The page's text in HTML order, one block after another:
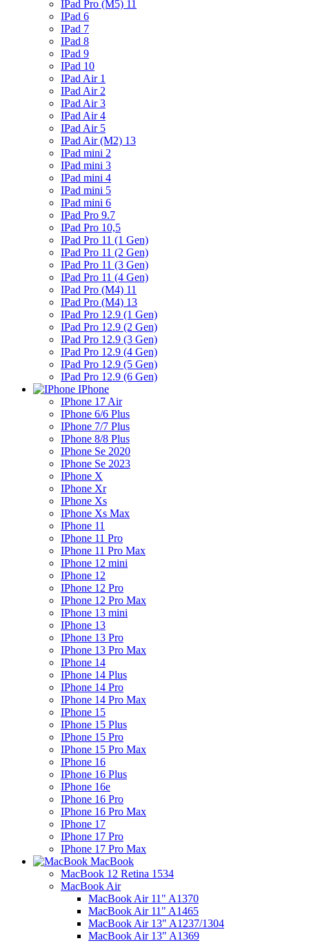
IPad Pro (M5) 11
IPad 6
IPad 7
IPad 8
IPad 9
IPad 10
IPad Air 1
IPad Air 2
IPad Air 3
IPad Air 4
IPad Air 5
IPad Air (M2) 13
IPad mini 2
IPad mini 3
IPad mini 4
IPad mini 5
IPad mini 6
IPad Pro 9.7
IPad Pro 10,5
IPad Pro 11 (1 Gen)
IPad Pro 11 (2 Gen)
IPad Pro 11 (3 Gen)
IPad Pro 11 (4 Gen)
IPad Pro (M4) 11
IPad Pro (M4) 13
IPad Pro 12.9 (1 Gen)
IPad Pro 12.9 (2 Gen)
IPad Pro 12.9 (3 Gen)
IPad Pro 12.9 (4 Gen)
IPad Pro 12.9 (5 Gen)
IPad Pro 12.9 (6 Gen)
IPhone
IPhone 17 Air
IPhone 6/6 Plus
IPhone 7/7 Plus
IPhone 8/8 Plus
IPhone Se 2020
IPhone Se 2023
IPhone X
IPhone Xr
IPhone Xs
IPhone Xs Max
IPhone 11
IPhone 11 Pro
IPhone 11 Pro Max
IPhone 12 mini
IPhone 12
IPhone 12 Pro
IPhone 12 Pro Max
IPhone 13 mini
IPhone 13
IPhone 13 Pro
IPhone 13 Pro Max
IPhone 14
IPhone 14 Plus
IPhone 14 Pro
IPhone 14 Pro Max
IPhone 15
IPhone 15 Plus
IPhone 15 Pro
IPhone 15 Pro Max
IPhone 16
IPhone 16 Plus
IPhone 16e
IPhone 16 Pro
IPhone 16 Pro Max
IPhone 17
IPhone 17 Pro
IPhone 17 Pro Max
MacBook
MacBook 12 Retina 1534
MacBook Air
MacBook Air 11" A1370
MacBook Air 11" A1465
MacBook Air 13" A1237/1304
MacBook Air 13" A1369